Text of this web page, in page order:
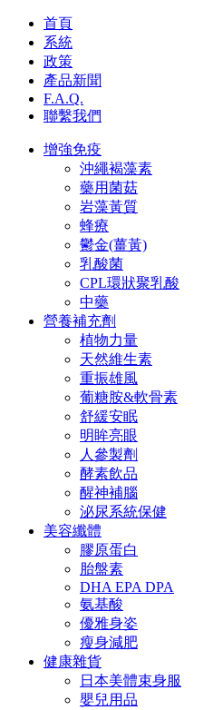
首頁
系統
政策
產品新聞
F.A.Q.
聯繫我們
增強免疫
沖繩褐藻素
藥用菌菇
岩藻黃質
蜂療
鬱金(薑黃)
乳酸菌
CPL環狀聚乳酸
中藥
營養補充劑
植物力量
天然維生素
重振雄風
葡糖胺&軟骨素
舒緩安眠
明眸亮眼
人參製劑
酵素飲品
醒神補腦
泌尿系統保健
美容纖體
膠原蛋白
胎盤素
DHA EPA DPA
氨基酸
優雅身姿
瘦身減肥
健康雜貨
日本美體束身服
嬰兒用品